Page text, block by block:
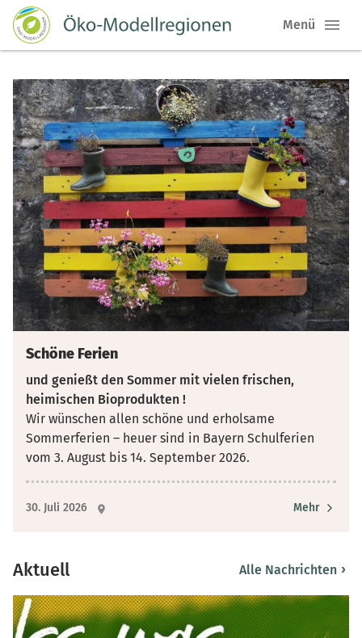
Menü
Schöne Ferien
und genießt den Sommer mit vielen frischen,
heimischen Bioprodukten !
Wir wünschen allen schöne und erholsame
Sommerferien – heuer sind in Bayern Schulferien
vom 3. August bis 14. September 2026.
30. Juli 2026 Mehr
Aktuell Alle Nachrichten ›